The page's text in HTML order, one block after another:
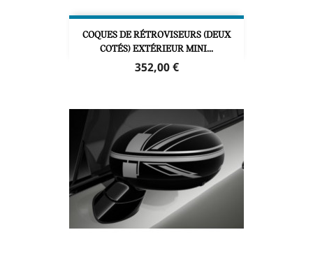
COQUES DE RÉTROVISEURS (DEUX
COTÉS) EXTÉRIEUR MINI...
Prix
352,00 €